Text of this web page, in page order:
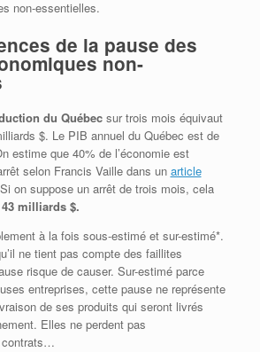
non-essentielles.
de la pause des
non-
du Québecsur trois mois équivaut
$. Le PIB annuel du Québec est de
estime que 40% de l’économie est
selon Francis Vaille dans un article
on suppose un arrêt de trois mois, cela
43 milliards $.
à la fois sous-estimé et sur-estimé*.
ne tient pas compte des faillites
risque de causer. Sur-estimé parce
entreprises, cette pause ne représente
de ses produits qui seront livrés
Elles ne perdent pas
contrats…